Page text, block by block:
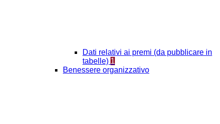
Dati relativi ai premi (da pubblicare in
tabelle) 1
Benessere organizzativo